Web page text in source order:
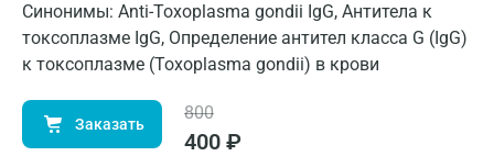
Синонимы: Anti-Toxoplasma gondii IgG, Антитела к
токсоплазме IgG, Определение антител класса G (IgG)
к токсоплазме (Toxoplasma gondii) в крови
Заказать
800
400 ₽